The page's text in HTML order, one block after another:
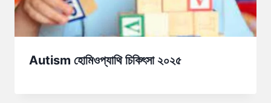
Autism হোমিওপ্যাথি চিকিৎসা ২০২৫